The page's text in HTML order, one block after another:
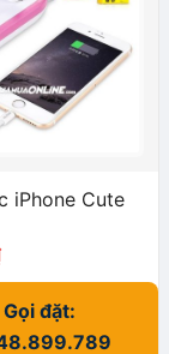
iPhone Cute
Gọi đặt: